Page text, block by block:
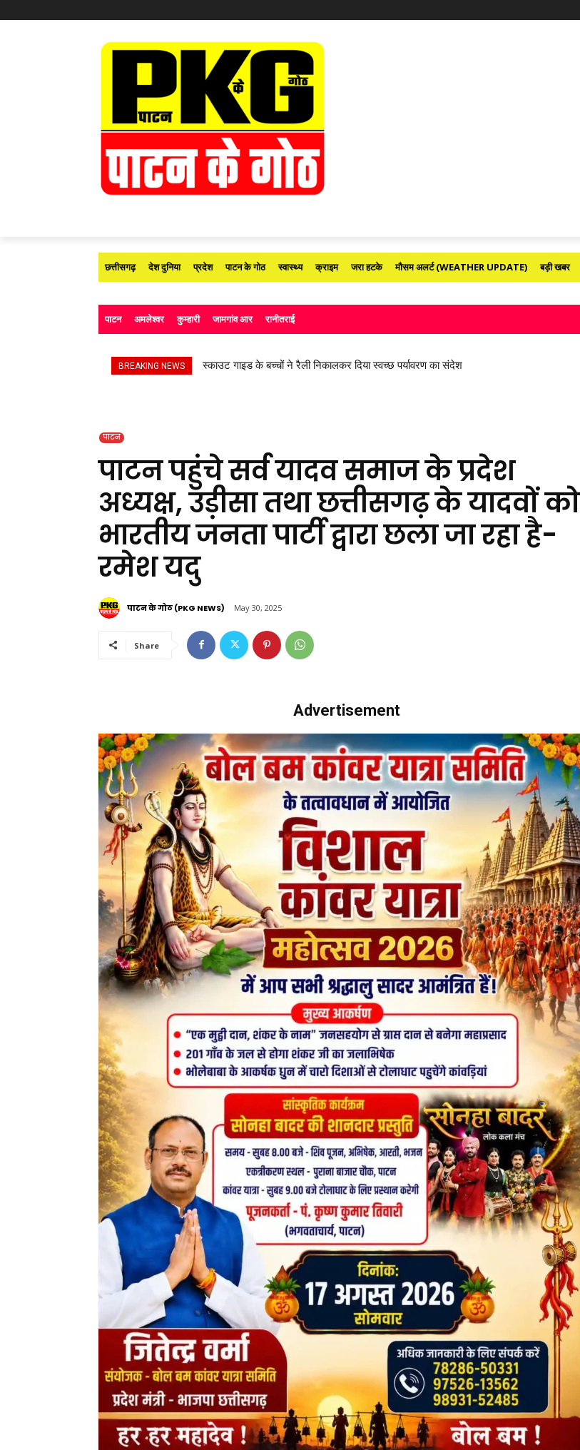
छत्तीसगढ़ देश दुनिया प्रदेश पाटन के गोठ स्वास्थ्य क्राइम जरा हटके मौसम अलर्ट (WEATHER UPDATE) बड़ी खबर
पाटन अमलेश्वर कुम्हारी जामगांव आर रानीतराई
BREAKING NEWS स्काउट गाइड के बच्चों ने रैली निकालकर दिया स्वच्छ पर्यावरण का संदेश
पाटन
पाटन पहुंचे सर्व यादव समाज के प्रदेश
अध्यक्ष, उड़ीसा तथा छत्तीसगढ़ के यादवों को
भारतीय जनता पार्टी द्वारा छला जा रहा है-
रमेश यदु
पाटन के गोठ (PKG NEWS) May 30, 2025
Share
Advertisement